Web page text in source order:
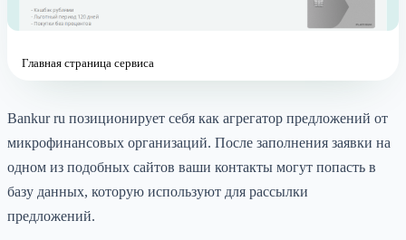
Главная страница сервиса
Bankur ru позиционирует себя как агрегатор предложений от
микрофинансовых организаций. После заполнения заявки на
одном из подобных сайтов ваши контакты могут попасть в
базу данных, которую используют для рассылки
предложений.